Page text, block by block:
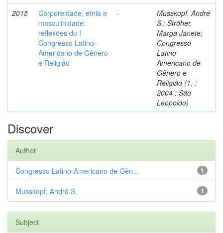
2015
Corporeidade, etnia e
masculinidade:
reflexões do I
Congresso Latino-
Americano de Gênero
e Religião
-
Musskopf, André
S.; Ströher,
Marga Janete;
Congresso
Latino-
Americano de
Gênero e
Religião (1. :
2004 : São
Leopoldo)
Discover
Author
1
Congresso Latino-Americano de Gên...
1
Musskopf, André S.
Subject